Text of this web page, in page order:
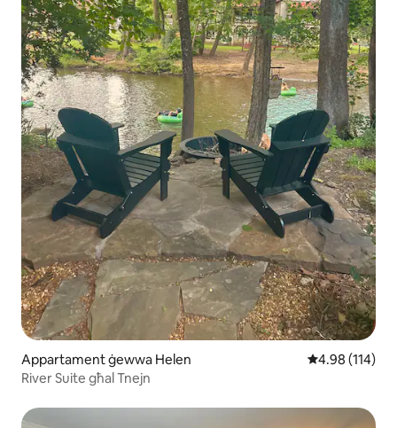
Appartament ġewwa Helen Rating medju
4.98 (114)
River Suite għal Tnejn